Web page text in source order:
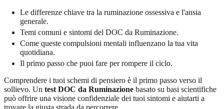
Le differenze chiave tra la ruminazione ossessiva e l'ansia
generale.
Temi comuni e sintomi del DOC da Ruminazione.
Come queste compulsioni mentali influenzano la tua vita
quotidiana.
Il primo passo che puoi fare per rompere il ciclo.
Comprendere i tuoi schemi di pensiero è il primo passo verso il
sollievo. Un test DOC da Ruminazione basato su basi scientifiche
può offrire una visione confidenziale dei tuoi sintomi e aiutarti a
trovare la giusta strada da percorrere.